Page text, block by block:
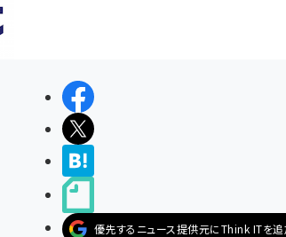
シェアする
ポストする
優先するニュース提供元にThink ITを追